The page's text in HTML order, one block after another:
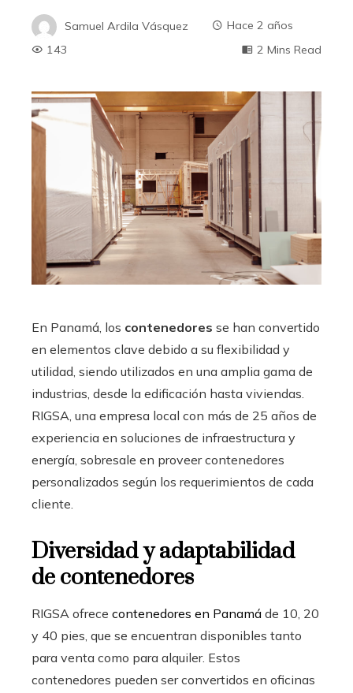
Samuel Ardila Vásquez
Hace 2 años
143
2 Mins Read
En Panamá, los contenedores se han convertido
en elementos clave debido a su flexibilidad y
utilidad, siendo utilizados en una amplia gama de
industrias, desde la edificación hasta viviendas.
RIGSA, una empresa local con más de 25 años de
experiencia en soluciones de infraestructura y
energía, sobresale en proveer contenedores
personalizados según los requerimientos de cada
cliente.
Diversidad y adaptabilidad
de contenedores
RIGSA ofrece contenedores en Panamá de 10, 20
y 40 pies, que se encuentran disponibles tanto
para venta como para alquiler. Estos
contenedores pueden ser convertidos en oficinas